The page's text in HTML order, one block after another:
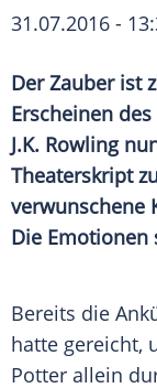
31.07.2016 -
Der Zauber ist
Erscheinen
J.K. Rowling
Theaterskript
verwunschene
Die Emotionen
Bereits die
hatte gereicht,
Potter allein